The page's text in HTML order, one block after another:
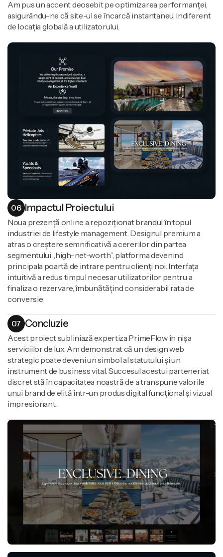
Am pus un accent deosebit pe optimizarea performanței,
asigurându-ne că site-ul se încarcă instantaneu, indiferent
de locația globală a utilizatorului.
06 Impactul Proiectului
Noua prezență online a repoziționat brandul în topul
industriei de lifestyle management. Designul premium a
atras o creștere semnificativă a cererilor din partea
segmentului „high-net-worth”, platforma devenind
principala poartă de intrare pentru clienți noi. Interfața
intuitivă a redus timpul necesar utilizatorilor pentru a
finaliza o rezervare, îmbunătățind considerabil rata de
conversie.
07 Concluzie
Acest proiect subliniază expertiza PrimeFlow în nișa
serviciilor de lux. Am demonstrat că un design web
strategic poate deveni un simbol al statutului și un
instrument de business vital. Succesul acestui parteneriat
discret stă în capacitatea noastră de a transpune valorile
unui brand de elită într-un produs digital funcțional și vizual
impresionant.